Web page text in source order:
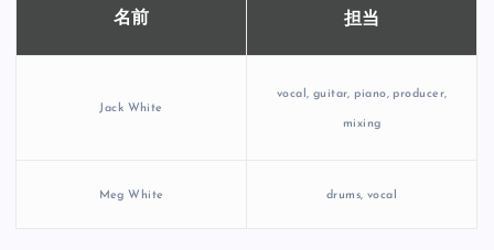
名前 担当
Jack White
vocal, guitar, piano, producer,
mixing
Meg White drums, vocal